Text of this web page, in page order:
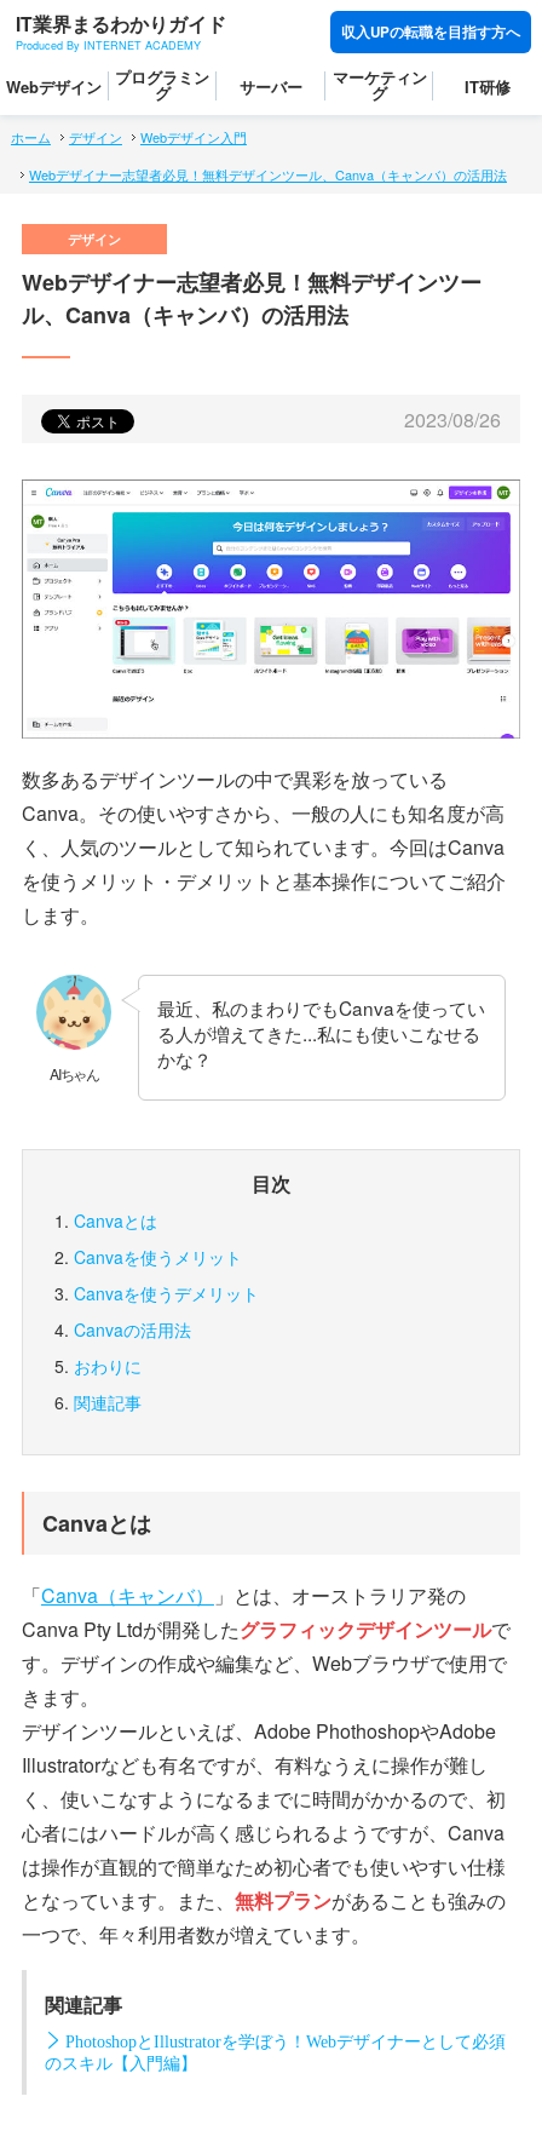
IT業界まるわかりガイド
Produced By INTERNET ACADEMY
収入UPの転職を目指す方へ
Webデザイン プログラミン
グ サーバー マーケティン
グ IT研修
ホーム デザイン
Webデザイン入門
Webデザイナー志望者必見！無料デザインツール、Canva（キャンバ）の活用法
Webデザイナー志望者必見！無料デザインツー
ル、Canva（キャンバ）の活用法
2023/08/26
数多あるデザインツールの中で異彩を放っている
Canva。その使いやすさから、一般の人にも知名度が高
く、人気のツールとして知られています。今回はCanva
を使うメリット・デメリットと基本操作についてご紹介
します。
AIちゃん
最近、私のまわりでもCanvaを使ってい
る人が増えてきた...私にも使いこなせる
かな？
目次
Canvaとは
Canvaを使うメリット
Canvaを使うデメリット
Canvaの活用法
おわりに
関連記事
Canvaとは
「Canva（キャンバ）
」とは、オーストラリア発の
Canva Pty Ltdが開発したグラフィックデザインツールで
す。デザインの作成や編集など、Webブラウザで使用で
きます。
デザインツールといえば、Adobe PhothoshopやAdobe
Illustratorなども有名ですが、有料なうえに操作が難し
く、使いこなすようになるまでに時間がかかるので、初
心者にはハードルが高く感じられるようですが、Canva
は操作が直観的で簡単なため初心者でも使いやすい仕様
となっています。また、 無料プランがあることも強みの
一つで、年々利用者数が増えています。
関連記事
PhotoshopとIllustratorを学ぼう！Webデザイナーとして必須
のスキル【入門編】